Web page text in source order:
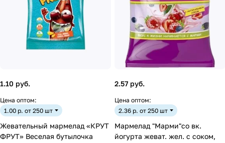
1.10 руб.
Цена оптом:
1.00 р. от 250 шт
Жевательный мармелад «КРУТ
ФРУТ» Веселая бутылочка
2.57 руб.
Цена оптом:
2.36 р. от 250 шт
Мармелад "Марми"со вк.
йогурта жеват. жел. с соком,